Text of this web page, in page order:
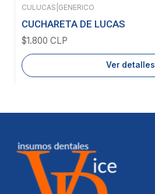
Agotado
CULUCAS GENERICO
CUCHARETA DE LUCAS
$1.800 CLP
Ver detalles